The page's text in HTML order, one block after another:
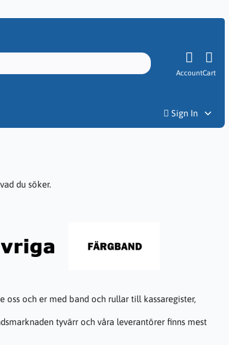
AccountCart
Sign In
du söker.
och er med band och rullar till kassaregister,
tyvärr och våra leverantörer finns mest